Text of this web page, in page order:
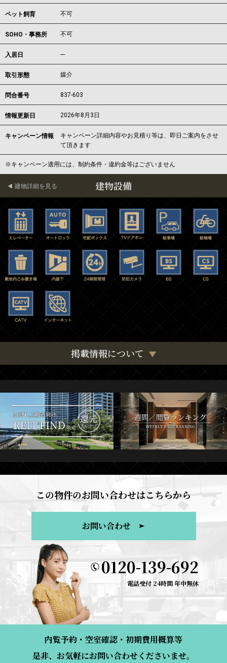
ペット飼育 不可
SOHO・事務所 不可
入居日 ---
取引形態 媒介
問合番号 837-603
情報更新日 2026年8月3日
キャンペーン情報
キャンペーン詳細内容やお見積り等は、即日ご案内をさせ
て頂きます
※キャンペーン適用には、制約条件・違約金等はございません
建物設備
建物詳細を見る
掲載情報について
この物件のお問い合わせはこちらから
お問い合わせ
0120-139-692
電話受付 24時間 年中無休
内覧予約・空室確認・初期費用概算等
是非、お気軽にお問い合わせくださいませ。